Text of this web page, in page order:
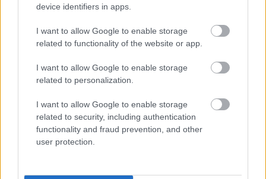
device identifiers in apps.
I want to allow Google to enable storage
related to functionality of the website or app.
I want to allow Google to enable storage
related to personalization.
I want to allow Google to enable storage
related to security, including authentication
functionality and fraud prevention, and other
user protection.
időszakban.
JNSZ megyei hírek ellenzék,fidesz,Jász-Nagykun Szolnok megye
Jászkunság,kormány,lehetőség,Magyar Péter
Borítékolhattuk: Orbán Viktor döntése miatt hét
magyar ember esett egy kiengedett moldáv
2025.01.10. Kiss Lajos